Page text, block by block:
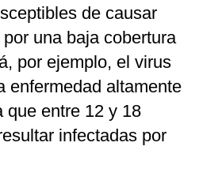
de causar
una baja cobertura
por ejemplo, el virus
enfermedad altamente
que entre 12 y 18
infectadas por